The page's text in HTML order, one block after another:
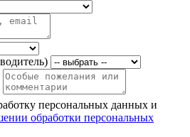
персональных данных и
обработки персональных